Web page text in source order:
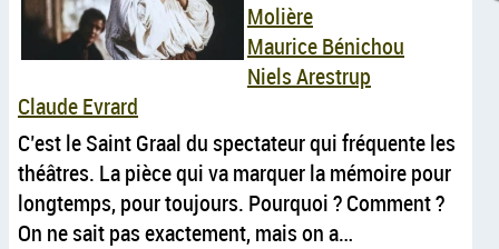
Molière
Maurice Bénichou
Niels Arestrup
Claude Evrard
C’est le Saint Graal du spectateur qui fréquente les
théâtres. La pièce qui va marquer la mémoire pour
longtemps, pour toujours. Pourquoi ? Comment ?
On ne sait pas exactement, mais on a…